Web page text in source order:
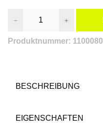
Produkt Anzahl:
Produktnummer:
BESCHREIBUNG
EIGENSCHAFTEN